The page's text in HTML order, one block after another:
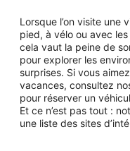
Lorsque l’on visite une
pied, à vélo ou avec
cela vaut la peine de
pour explorer les
surprises. Si vous
vacances, consultez
pour réserver un
Et ce n’est pas tout :
une liste des sites